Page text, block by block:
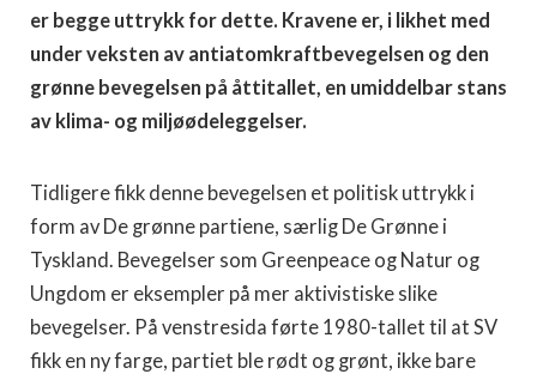
er begge uttrykk for dette. Kravene er, i likhet med
under veksten av antiatomkraftbevegelsen og den
grønne bevegelsen på åttitallet, en umiddelbar stans
av klima- og miljøødeleggelser.
Tidligere fikk denne bevegelsen et politisk uttrykk i
form av De grønne partiene, særlig De Grønne i
Tyskland. Bevegelser som Greenpeace og Natur og
Ungdom er eksempler på mer aktivistiske slike
bevegelser. På venstresida førte 1980-tallet til at SV
fikk en ny farge, partiet ble rødt og grønt, ikke bare